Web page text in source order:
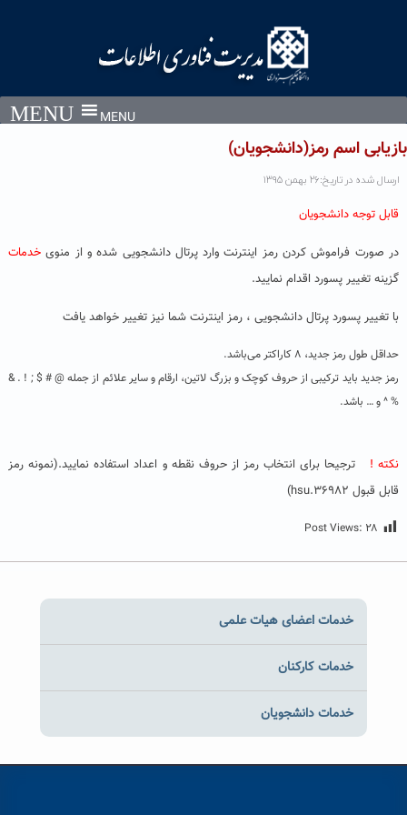
MENU
بازیابی اسم رمز(دانشجویان)
ارسال شده در تاریخ:۲۶ بهمن ۱۳۹۵
قابل توجه دانشجویان
در صورت فراموش کردن رمز اینترنت وارد پرتال دانشجویی شده و از منویخدمات
گزینه تغییر پسورد اقدام نمایید.
با تغییر پسورد پرتال دانشجویی ، رمز اینترنت شما نیز تغییر خواهد یافت
حداقل طول رمز جدید، ۸ کاراکتر می‌باشد.
رمز جدید باید ترکیبی از حروف کوچک و بزرگ لاتین، ارقام و سایر علائم از جمله @ # $ ; ! . &
% ^ و … باشد.
نکته ! ترجیحا برای انتخاب رمز از حروف نقطه و اعداد استفاده نمایید.(نمونه رمز
قابل قبول hsu.36982)
Post Views: ۲۸
خدمات اعضای هیات علمی
خدمات کارکنان
خدمات دانشجویان